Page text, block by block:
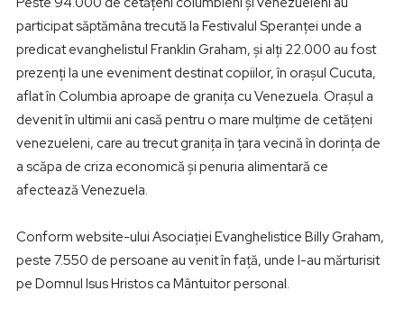
participat săptămâna trecută la Festivalul Speranţei unde a
predicat evanghelistul Franklin Graham, şi alţi 22.000 au fost
prezenţi la une eveniment destinat copiilor, în oraşul Cucuta,
aflat în Columbia aproape de graniţa cu Venezuela. Oraşul a
devenit în ultimii ani casă pentru o mare mulţime de cetățeni
venezueleni, care au trecut graniţa în ţara vecină în dorinţa de
a scăpa de criza economică şi penuria alimentară ce
afectează Venezuela.
Conform website-ului Asociaţiei Evanghelistice Billy Graham,
peste 7.550 de persoane au venit în față, unde l-au mărturisit
pe Domnul Isus Hristos ca Mântuitor personal.